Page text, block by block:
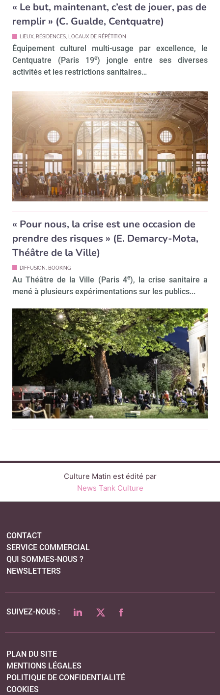
« Le but, maintenant, c’est de jouer, pas de
remplir » (C. Gualde, Centquatre)
LIEUX, RÉSIDENCES, LOCAUX DE RÉPÉTITION
Équipement culturel multi-usage par excellence, le
Centquatre (Paris 19e) jongle entre ses diverses
activités et les restrictions sanitaires…
« Pour nous, la crise est une occasion de
prendre des risques » (E. Demarcy-Mota,
Théâtre de la Ville)
DIFFUSION, BOOKING
Au Théâtre de la Ville (Paris 4e), la crise sanitaire a
mené à plusieurs expérimentations sur les publics...
Culture Matin est édité par
News Tank Culture
CONTACT
SERVICE COMMERCIAL
QUI SOMMES-NOUS ?
NEWSLETTERS
SUIVEZ-NOUS : LINKEDINTWITTERFACEBOOK
PLAN DU SITE
MENTIONS LÉGALES
POLITIQUE DE CONFIDENTIALITÉ
COOKIES